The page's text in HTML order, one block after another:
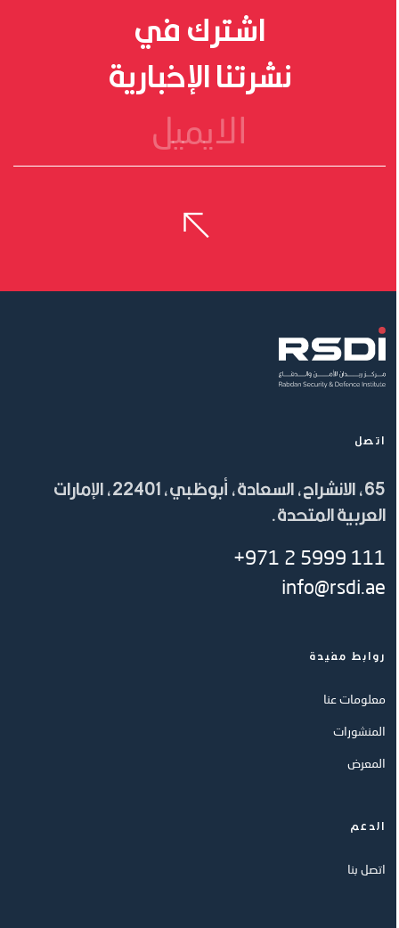
اشترك في
نشرتنا الإخبارية
اتصل
65، الانشراح، السعادة، أبوظبي، 22401، الإمارات
العربية المتحدة.
+971 2 5999 111
info@rsdi.ae
روابط مفيدة
معلومات عنا
المنشورات
المعرض
الدعم
اتصل بنا